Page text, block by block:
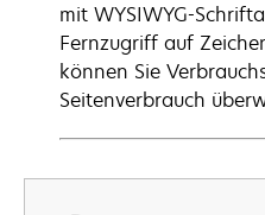
mit WYSIWYG-
Fernzugriff auf
können Sie
Seitenverbrauch